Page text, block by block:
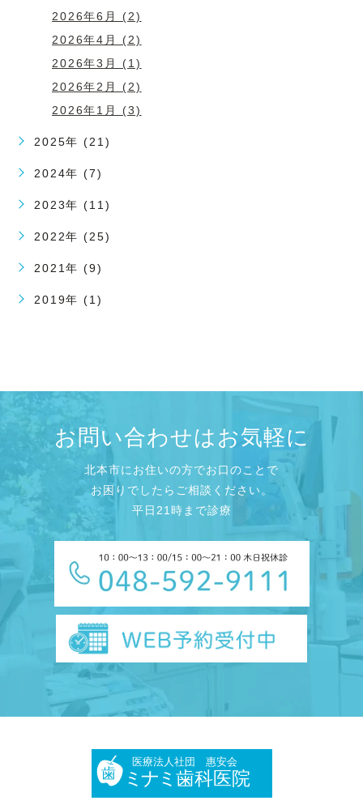
2026年6月 (2)
2026年4月 (2)
2026年3月 (1)
2026年2月 (2)
2026年1月 (3)
2025年 (21)
2024年 (7)
2023年 (11)
2022年 (25)
2021年 (9)
2019年 (1)
お問い合わせはお気軽に
北本市にお住いの方でお口のことで
お困りでしたらご相談ください。
平日21時まで診療